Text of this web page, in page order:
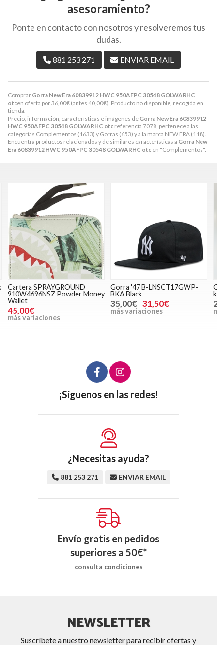
Comprar Gorra New Era 60839912 HWC 950AFPC 30548 GOLWARHC
otcen oferta por36,00€ (antes 40,00€). Producto no disponible, recogida en
tienda.
Precio, información, características e imágenes de Gorra New Era 60839912
HWC 950AFPC 30548 GOLWARHC otc referencia 7078, pertenece a las
categorías Complementos (1633) y Gorras (653) y a la marca NEW ERA (118).
Encuentra productos relacionados y de similares características a Gorra New
Era 60839912 HWC 950AFPC 30548 GOLWARHC otc en "Complementos".
asesoramiento?
Ponte en contacto con nosotros y resolveremos tus
dudas.
881 253 271 ENVIAR EMAIL
Gorra '47 B-LNSCT17GWP-
BKA Black
35,00€
más variaciones
Gorra '47 B-RAC17CTP-KHA
khaki
25,00€ 22,50€
más variaciones
¡Síguenos en las redes!
¿Necesitas ayuda?
881 253 271 ENVIAR EMAIL
Envío gratis en pedidos
superiores a 50€*
consulta condiciones
NEWSLETTER
Suscríbete a nuestro newsletter para recibir ofertas y